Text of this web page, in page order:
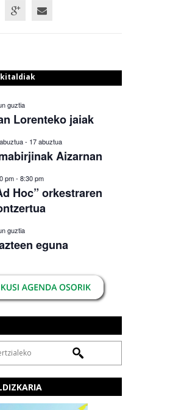
guztia
Lorenteko jaiak
- 17 abuztua
Aizarnan
pm- 8:30 pm
Hoc” orkestraren
guztia
eguna